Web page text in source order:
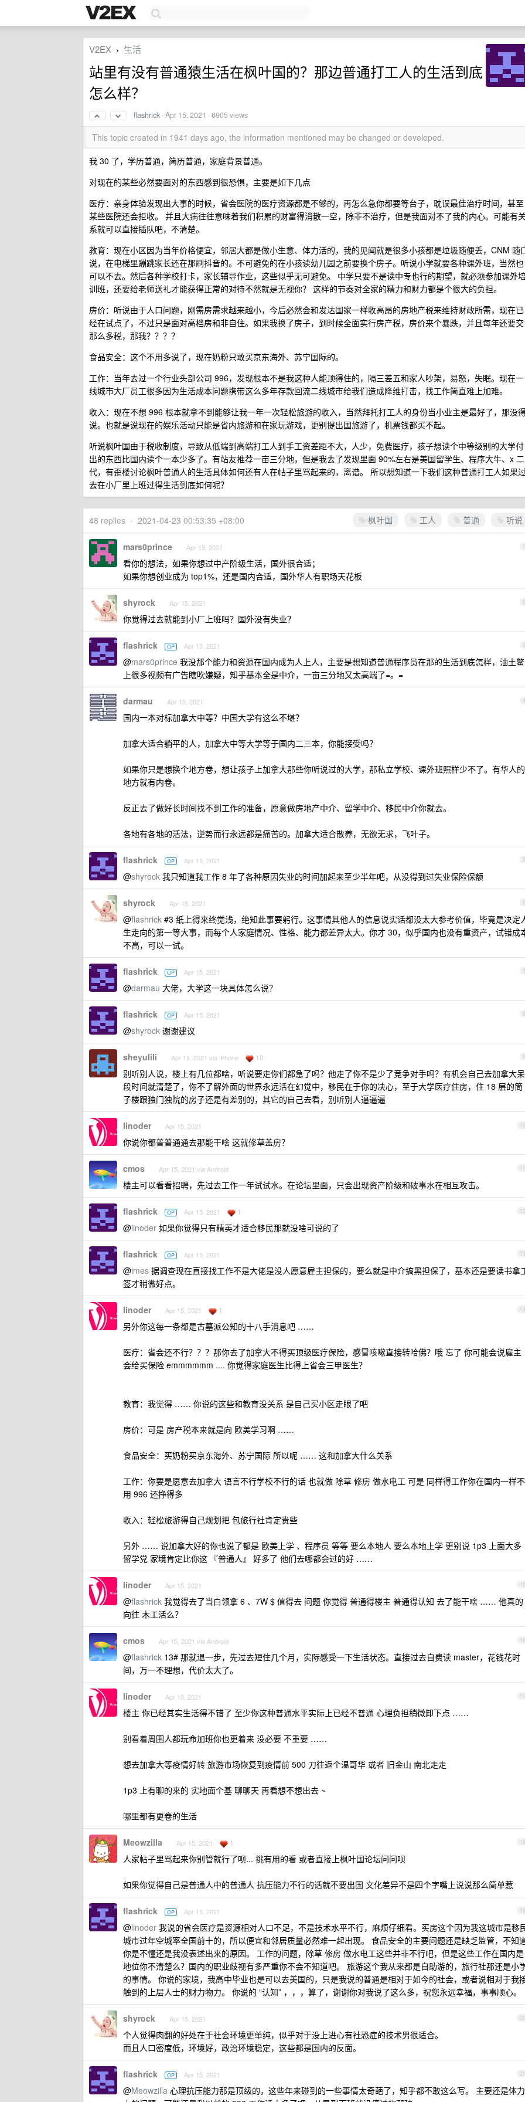
V2EX › 生活
站里有没有普通猿生活在枫叶国的？那边普通打工人的生活到底
怎么样？
flashrick ·Apr 15, 2021 · 6905 views
This topic created in 1941 days ago, the information mentioned may be changed or developed.
我 30 了，学历普通，简历普通，家庭背景普通。
对现在的某些必然要面对的东西感到很恐惧，主要是如下几点
医疗：亲身体验发现出大事的时候，省会医院的医疗资源都是不够的，再怎么急你都要等台子，耽误最佳治疗时间，甚至
某些医院还会拒收。 并且大病往往意味着我们积累的财富得消散一空，除非不治疗，但是我面对不了我的内心。可能有关
系就可以直接插队吧，不清楚。
教育：现在小区因为当年价格便宜，邻居大都是做小生意、体力活的，我的见闻就是很多小孩都是垃圾随便丢，CNM 随
说，在电梯里蹦跳家长还在那刷抖音的。不可避免的在小孩读幼儿园之前要换个房子。听说小学就要各种课外班，当然也
可以不去。然后各种学校打卡，家长辅导作业，这些似乎无可避免。 中学只要不是读中专也行的期望，就必须参加课外
训班，还要给老师送礼才能获得正常的对待不然就是无视你？ 这样的节奏对全家的精力和财力都是个很大的负担。
房价：听说由于人口问题，刚需房需求越来越小，今后必然会和发达国家一样收高昂的房地产税来维持财政所需，现在已
经在试点了，不过只是面对高档房和非自住。如果我换了房子，到时候全面实行房产税，房价来个暴跌，并且每年还要交
那么多税，那我？？？？
食品安全：这个不用多说了，现在奶粉只敢买京东海外、苏宁国际的。
工作：当年去过一个行业头部公司 996，发现根本不是我这种人能顶得住的，隔三差五和家人吵架，易怒，失眠。现在一
线城市大厂员工很多因为生活成本问题携带这么多年存款回流二线城市给我们造成降维打击，找工作简直难上加难。
收入：现在不想 996 根本就拿不到能够让我一年一次轻松旅游的收入，当然拜托打工人的身份当小业主是最好了，那没
说。也就是说现在的娱乐活动只能是省内旅游和在家玩游戏，更别提出国旅游了，机票钱都买不起。
听说枫叶国由于税收制度，导致从低端到高端打工人到手工资差距不大，人少，免费医疗，孩子想读个中等级别的大学付
出的东西比国内读个一本少多了。有站友推荐一亩三分地，但是我去了发现里面 90%左右是美国留学生、程序大牛、x 二
代，有歪楼讨论枫叶普通人的生活具体如何还有人在帖子里骂起来的，离谱。 所以想知道一下我们这种普通打工人如果
去在小厂里上班过得生活到底如何呢？
枫叶国 工人 普通 听说
48 replies • 2021-04-23 00:53:35 +08:00
1
mars0prince Apr 15, 2021
看你的想法，如果你想过中产阶级生活，国外很合适；
如果你想创业成为 top1%，还是国内合适，国外华人有职场天花板
2
shyrock Apr 15, 2021
你觉得过去就能到小厂上班吗？国外没有失业？
3
flashrick OP Apr 15, 2021
@mars0prince 我没那个能力和资源在国内成为人上人，主要是想知道普通程序员在那的生活到底怎样，油土鳖
上很多视频有广告瞎吹嫌疑，知乎基本全是中介，一亩三分地又太高端了=。=
4
darmau Apr 15, 2021
国内一本对标加拿大中等？中国大学有这么不堪？
加拿大适合躺平的人，加拿大中等大学等于国内二三本，你能接受吗？
如果你只是想换个地方卷，想让孩子上加拿大那些你听说过的大学，那私立学校、课外班照样少不了。有华人的
地方就有内卷。
反正去了做好长时间找不到工作的准备，愿意做房地产中介、留学中介、移民中介你就去。
各地有各地的活法，逆势而行永远都是痛苦的。加拿大适合散养，无欲无求，飞叶子。
5
flashrick OP Apr 15, 2021
@shyrock 我只知道我工作 8 年了各种原因失业的时间加起来至少半年吧，从没得到过失业保险保额
6
shyrock Apr 15, 2021
@flashrick #3 纸上得来终觉浅，绝知此事要躬行。这事情其他人的信息说实话都没太大参考价值，毕竟是决定
生走向的第一等大事，而每个人家庭情况、性格、能力都差异太大。你才 30，似乎国内也没有重资产，试错成
不高，可以一试。
7
flashrick OP Apr 15, 2021
@darmau 大佬，大学这一块具体怎么说？
8
flashrick OP Apr 15, 2021
@shyrock 谢谢建议
9
sheyulili Apr 15, 2021 via iPhone 10
别听别人说，楼上有几位都啥，听说要走你们都急了吗？他走了你不是少了竞争对手吗？有机会自己去加拿大呆
段时间就清楚了，你不了解外面的世界永远活在幻觉中，移民在于你的决心，至于大学医疗住房，住 18 层的筒
子楼跟独门独院的房子还是有差别的，其它的自己去看，别听别人逼逼逼
10
linoder Apr 15, 2021
你说你都普普通通去那能干啥 这就修草盖房？
11
cmos Apr 15, 2021 via Android
楼主可以看看招聘，先过去工作一年试试水。在论坛里面，只会出现资产阶级和破事水在相互攻击。
12
flashrick OP Apr 15, 2021 1
@linoder 如果你觉得只有精英才适合移民那就没啥可说的了
13
flashrick OP Apr 15, 2021
@imes 据调查现在直接找工作不是大佬是没人愿意雇主担保的，要么就是中介搞黑担保了，基本还是要读书拿
签才稍微好点。
14
linoder Apr 15, 2021 1
另外你这每一条都是古墓派公知的十八手消息吧 ……
医疗：省会还不行？？？那你去了加拿大不得买顶级医疗保险，感冒咳嗽直接转哈佛？哦 忘了 你可能会说雇主
会给买保险 emmmmmm .... 你觉得家庭医生比得上省会三甲医生？
教育：我觉得 …… 你说的这些和教育没关系 是自己买小区走眼了吧
房价：可是 房产税本来就是向 欧美学习啊 ……
食品安全：买奶粉买京东海外、苏宁国际 所以呢 …… 这和加拿大什么关系
工作：你要是愿意去加拿大 语言不行学校不行的话 也就做 除草 修房 做水电工 可是 同样得工作你在国内一样不
用 996 还挣得多
收入：轻松旅游得自己规划把 包旅行社肯定贵些
另外 …… 说加拿大好的你也说了都是 欧美上学 、程序员 等等 要么本地人 要么本地上学 更别说 1p3 上面大多
留学党 家境肯定比你这 『普通人』 好多了 他们去哪都会过的好 ……
15
linoder Apr 15, 2021
@flashrick 我觉得去了当白领拿 6 、7W $ 值得去 问题 你觉得 普通得楼主 普通得认知 去了能干啥 …… 他真的
向往 木工活么？
16
cmos Apr 15, 2021 via Android
@flashrick 13# 那就退一步，先过去短住几个月，实际感受一下生活状态。直接过去自费读 master，花钱花时
间，万一不理想，代价太大了。
17
linoder Apr 15, 2021
楼主 你已经其实生活得不错了 至少你这种普通水平实际上已经不普通 心理负担稍微卸下点 ……
别看着周围人都玩命加班你也更着来 没必要 不重要 ……
想去加拿大等疫情好转 旅游市场恢复到疫情前 500 刀往返个温哥华 或者 旧金山 南北走走
1p3 上有聊的来的 实地面个基 聊聊天 再看想不想出去 ~
哪里都有更卷的生活
18
Meowzilla Apr 15, 2021 1
人家帖子里骂起来你别管就行了呗... 挑有用的看 或者直接上枫叶国论坛问问呗
如果你觉得自己是普通人中的普通人 抗压能力不行的话就不要出国 文化差异不是四个字嘴上说说那么简单惹
19
flashrick OP Apr 15, 2021
@linoder 我说的省会医疗是资源相对人口不足，不是技术水平不行，麻烦仔细看。买房这个因为我这城市是移
城市过年空城率全国前十的，所以便宜和邻居质量必然难一起出现。 食品安全的主要问题还是缺乏监管，不知
你是不懂还是我没表述出来的原因。 工作的问题，除草 修房 做水电工这些并非不行吧，但是这些工作在国内是
地位你不清楚么？国内的职业歧视有多严重你不会不知道吧。 旅游这个我从来都是自助游的，旅行社那还是小
的事情。 你说的家境，我高中毕业也是可以去美国的，只是我说的普通是相对于如今的社会，或者说相对于我
触到的上层人士的财力物力。 你说的 “认知” ，，，算了，谢谢你对我说了这么多，祝您永远幸福，事事顺心。
20
shyrock Apr 15, 2021
个人觉得肉翻的好处在于社会环境更单纯，似乎对于没上进心有社恐症的技术男很适合。
而且人口密度低，环境好，政治环境稳定，这些都是国内的反面。
21
flashrick OP Apr 15, 2021
@Meowzilla 心理抗压能力那是顶级的，这些年来碰到的一些事情太奇葩了，知乎都不敢这么写。 主要还是体力